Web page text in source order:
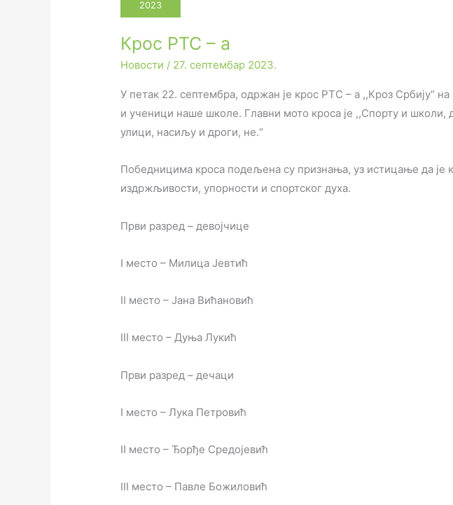
2023
Крос РТС – а
Новости / 27. септембар 2023.
У петак 22. септембра, одржан је крос РТС – а ,,Кроз Србију“
и ученици наше школе. Главни мото кроса је ,,Спорту и школи,
улици, насиљу и дроги, не.“
Победницима кроса подељена су признања, уз истицање да је
издржљивости, упорности и спортског духа.
Први разред – девојчице
I место – Милица Јевтић
II место – Јана Вићановић
III место – Дуња Лукић
Први разред – дечаци
I место – Лука Петровић
II место – Ђорђе Средојевић
III место – Павле Божиловић